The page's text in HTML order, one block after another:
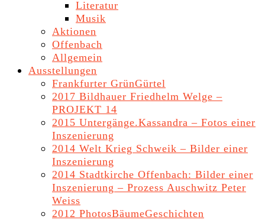
Literatur
Musik
Aktionen
Offenbach
Allgemein
Ausstellungen
Frankfurter GrünGürtel
2017 Bildhauer Friedhelm Welge –
PROJEKT 14
2015 Untergänge.Kassandra – Fotos einer
Inszenierung
2014 Welt Krieg Schweik – Bilder einer
Inszenierung
2014 Stadtkirche Offenbach: Bilder einer
Inszenierung – Prozess Auschwitz Peter
Weiss
2012 PhotosBäumeGeschichten